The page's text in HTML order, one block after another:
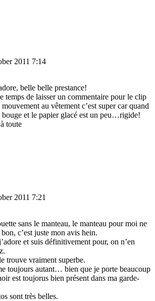
2011 7:14
belle belle prestance!
temps de laisser un commentaire pour le clip
au vêtement c’est super car quand
bouge et le papier glacé est un peu…rigide!
toute
2011 7:21
sans le manteau, le manteau pour moi ne
bon, c’est juste mon avis hein.
et suis définitivement pour, on n’en
trouve vraiment superbe.
toujours autant… bien que je porte beaucoup
est toujorus bien présent dans ma garde-
sont très belles.